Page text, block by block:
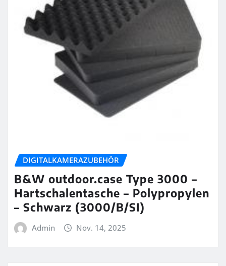
DIGITALKAMERAZUBEHÖR
B&W outdoor.case Type 3000 –
Hartschalentasche – Polypropylen
– Schwarz (3000/B/SI)
Admin Nov. 14, 2025